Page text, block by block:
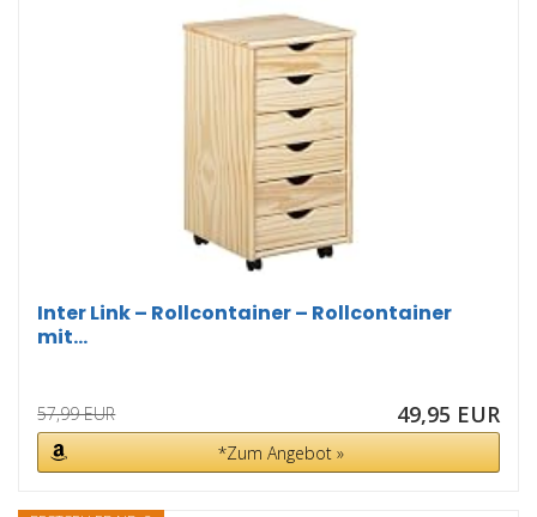
Inter Link – Rollcontainer – Rollcontainer
mit...
57,99 EUR 49,95 EUR
*Zum Angebot »